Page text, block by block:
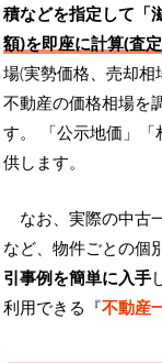
積などを指定して「
額)を即座に計算(査
場(実勢価格、売却相
不動産の価格相場を
す。
「公示地価」
供します。
なお、実際の中古
など、物件ごとの個
引事例を簡単に入手
利用できる『不動産